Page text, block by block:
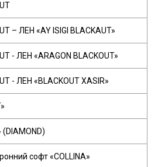
– ЛЕН «AY ISIGI BLACKAUT»
- ЛЕН «ARAGON BLACKOUT»
- ЛЕН «BLACKOUT XASIR»
(DIAMOND)
софт «COLLINA»